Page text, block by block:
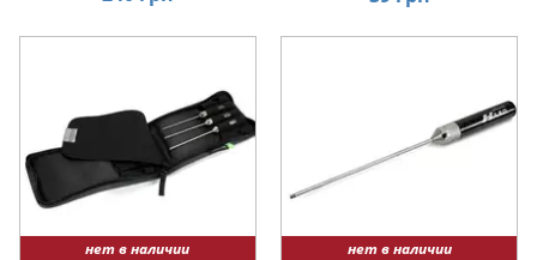
нет в наличии
нет в наличии